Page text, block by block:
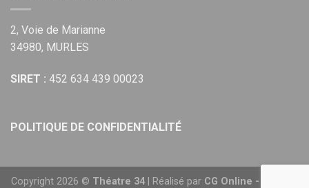
2, Voie de Marianne
34980, MURLES
SIRET : 452 634 439 00023
POLITIQUE DE CONFIDENTIALITÉ
Copyright 2026 © Théatre 34| Réalisé par CG Online - Agence